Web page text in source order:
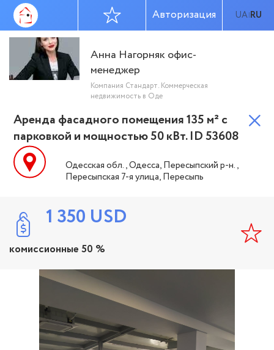
UA|RU
Авторизация
Анна Нагорняк офис-
менеджер
Компания Стандарт. Коммерческая
недвижимость в Оде
Аренда фасадного помещения 135 м² с
парковкой и мощностью 50 кВт. ID 53608
Одесская обл., Одесса, Пересыпский р-н.,
Пересыпская 7-я улица, Пересыпь
1 350 USD
комиссионные 50 %